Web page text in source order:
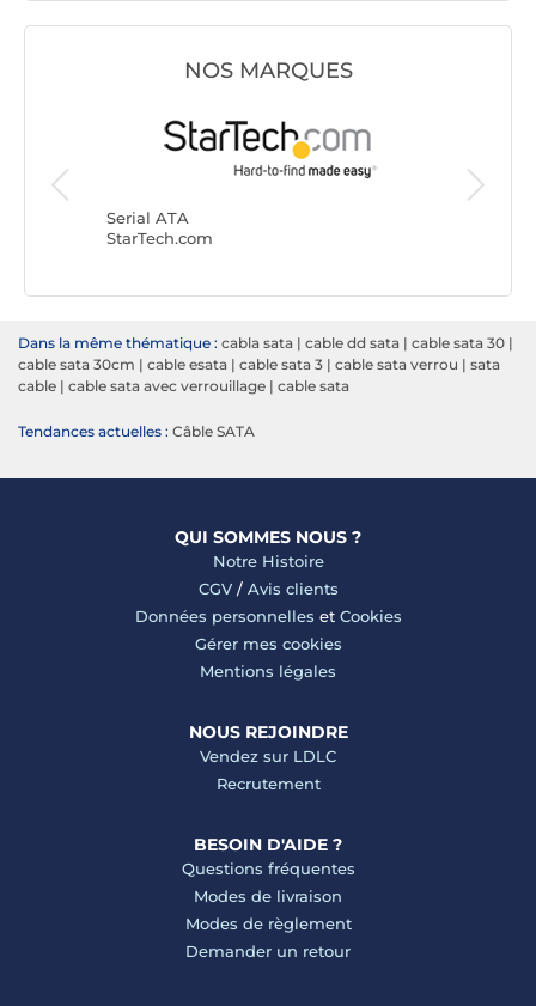
NOS MARQUES
Serial ATA
StarTech.com
Serial
Dans la même thématique : cabla sata | cable dd sata | cable sata 30 |
cable sata 30cm | cable esata | cable sata 3 | cable sata verrou | sata
cable | cable sata avec verrouillage | cable sata
Tendances actuelles : Câble SATA
QUI SOMMES NOUS ?
Notre Histoire
CGV/ Avis clients
Données personnelles et Cookies
Gérer mes cookies
Mentions légales
NOUS REJOINDRE
Vendez sur LDLC
Recrutement
BESOIN D'AIDE ?
Questions fréquentes
Modes de livraison
Modes de règlement
Demander un retour